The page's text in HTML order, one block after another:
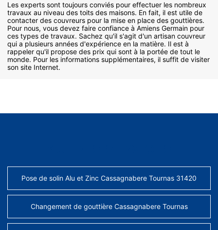
Les experts sont toujours conviés pour effectuer les nombreux
travaux au niveau des toits des maisons. En fait, il est utile de
contacter des couvreurs pour la mise en place des gouttières.
Pour nous, vous devez faire confiance à Amiens Germain pour
ces types de travaux. Sachez qu'il s'agit d'un artisan couvreur
qui a plusieurs années d'expérience en la matière. Il est à
rappeler qu'il propose des prix qui sont à la portée de tout le
monde. Pour les informations supplémentaires, il suffit de visiter
son site Internet.
Pose de solin Alu et Zinc Cassagnabere Tournas 31420
Changement de gouttière Cassagnabere Tournas